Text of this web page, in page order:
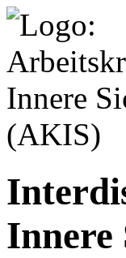
Innere